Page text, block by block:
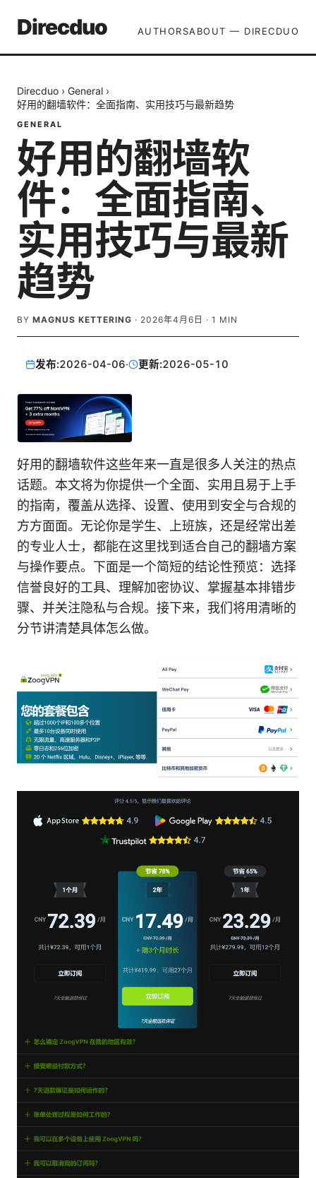
Direcduo AUTHORSABOUT — DIRECDUO
Direcduo › General ›
好用的翻墙软件：全面指南、实用技巧与最新趋势
GENERAL
好用的翻墙软
件：全面指南、
实用技巧与最新
趋势
BY MAGNUS KETTERING · 2026年4月6日 · 1 MIN
发布:2026-04-06· 更新:2026-05-10
好用的翻墙软件这些年来一直是很多人关注的热点
话题。本文将为你提供一个全面、实用且易于上手
的指南，覆盖从选择、设置、使用到安全与合规的
方方面面。无论你是学生、上班族，还是经常出差
的专业人士，都能在这里找到适合自己的翻墙方案
与操作要点。下面是一个简短的结论性预览：选择
信誉良好的工具、理解加密协议、掌握基本排错步
骤、并关注隐私与合规。接下来，我们将用清晰的
分节讲清楚具体怎么做。